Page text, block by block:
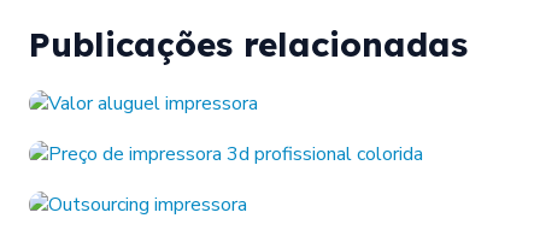
Publicações relacionadas